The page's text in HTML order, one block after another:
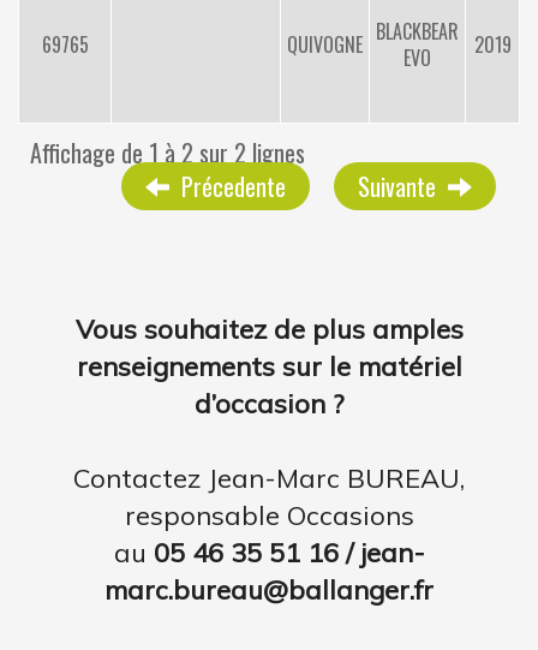
69765 QUIVOGNE BLACKBEAR
EVO
2019
Affichage de 1 à 2 sur 2 lignes
Précedente
Suivante
Vous souhaitez de plus amples
renseignements sur le matériel
d’occasion ?
Contactez Jean-Marc BUREAU,
responsable Occasions
au 05 46 35 51 16 / jean-
marc.bureau@ballanger.fr